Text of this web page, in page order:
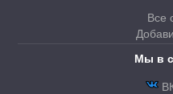
Все
Мы в